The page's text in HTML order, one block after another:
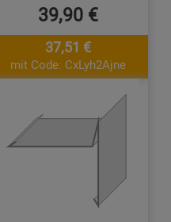
39,90 €
37,51 €
mit Code: CxLyh2Ajne